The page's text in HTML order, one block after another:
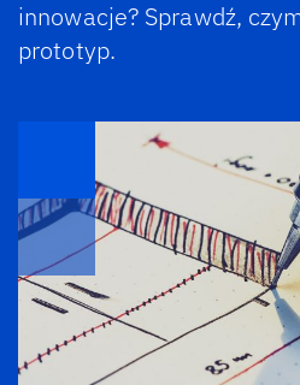
innowacje? Sprawdź,
prototyp.